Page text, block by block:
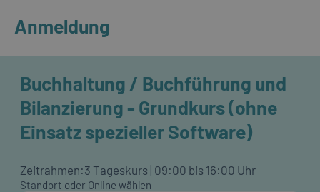
Anmeldung
Buchhaltung / Buchführung und
Bilanzierung - Grundkurs (ohne
Einsatz spezieller Software)
Zeitrahmen:3 Tageskurs | 09:00 bis 16:00 Uhr
Standort oder Online wählen